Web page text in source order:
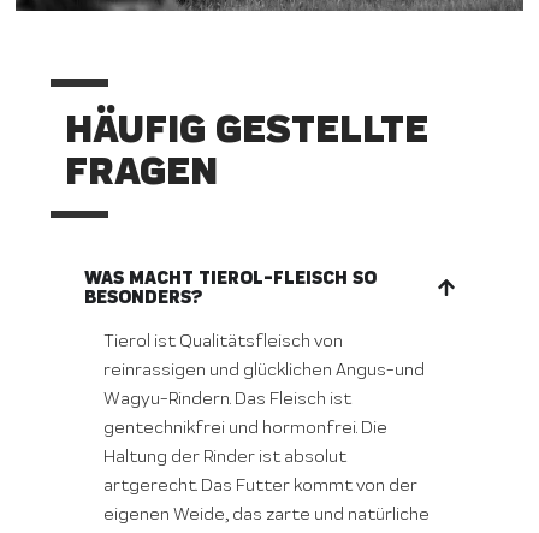
HÄUFIG GESTELLTE
FRAGEN
WAS MACHT TIEROL-FLEISCH SO
BESONDERS?
Tierol ist Qualitätsfleisch von
reinrassigen und glücklichen Angus-und
Wagyu-Rindern. Das Fleisch ist
gentechnikfrei und hormonfrei. Die
Haltung der Rinder ist absolut
artgerecht. Das Futter kommt von der
eigenen Weide, das zarte und natürliche